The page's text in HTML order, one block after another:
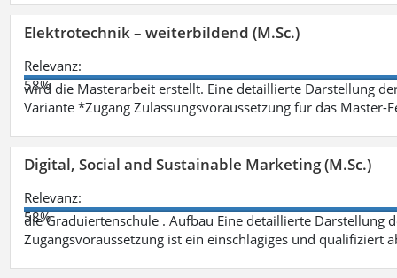
Elektrotechnik – weiterbildend (M.Sc.)
Relevanz:
58%
wird die Masterarbeit erstellt. Eine detaillierte Darstellung
Variante *Zugang Zulassungsvoraussetzung für das Master-
Digital, Social and Sustainable Marketing (M.Sc.)
Relevanz:
58%
die Graduiertenschule . Aufbau Eine detaillierte Darstellung
Zugangsvoraussetzung ist ein einschlägiges und qualifiziert